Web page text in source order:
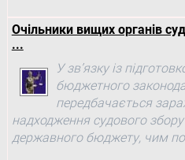
Очільники вищих органів
...
У зв’язку із
бюджетного
передбачається
надходження судового
державного бюджету, чим